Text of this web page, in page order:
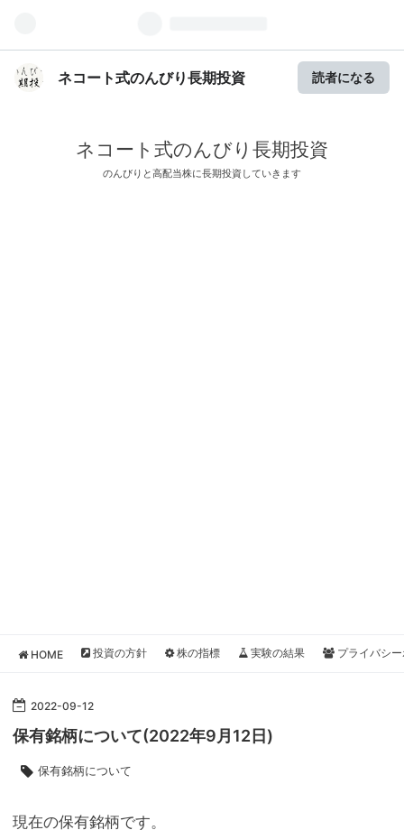
ネコート式のんびり長期投資 読者になる
ネコート式のんびり長期投資
のんびりと高配当株に長期投資していきます
HOME 投資の方針 株の指標 実験の結果 プライバシ
2022-09-12
保有銘柄について(2022年9月12日)
保有銘柄について
現在の保有銘柄です。